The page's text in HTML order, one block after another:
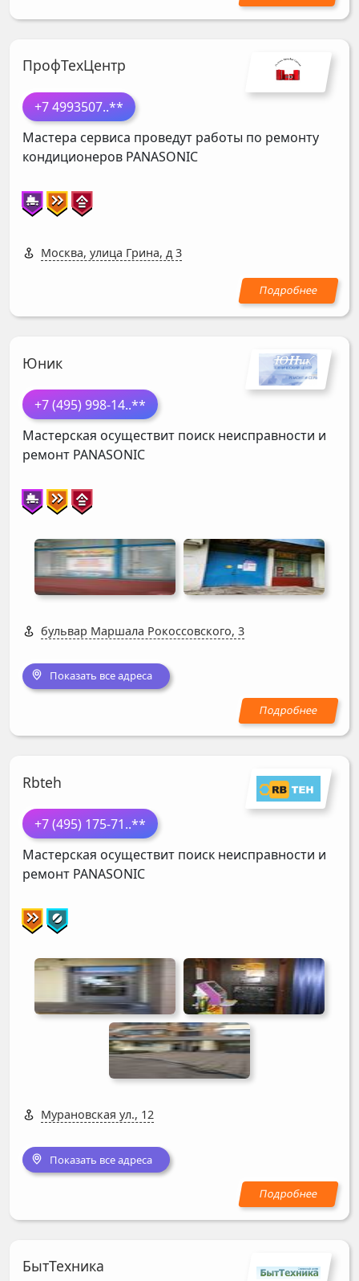
ПрофТехЦентр
+7 4993507..**
Мастера сервиса проведут работы по ремонту
кондиционеров PANASONIC
Москва, улица Грина, д 3
Юник
+7 (495) 998-14..**
Мастерская осуществит поиск неисправности и
ремонт PANASONIC
бульвар Маршала Рокоссовского, 3
Показать все адреса
Rbteh
+7 (495) 175-71..**
Мастерская осуществит поиск неисправности и
ремонт PANASONIC
Мурановская ул., 12
Показать все адреса
БытТехника